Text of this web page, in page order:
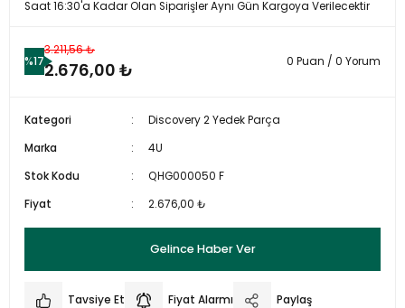
Saat 16:30'a Kadar Olan Siparişler Aynı Gün Kargoya Verilecektir
%17
3.211,56 ₺
2.676,00 ₺ 0 Puan / 0 Yorum
Kategori
Discovery 2 Yedek Parça
Marka
4U
Stok Kodu
QHG000050 F
Fiyat
2.676,00 ₺
Gelince Haber Ver
Tavsiye Et Fiyat Alarmı Paylaş